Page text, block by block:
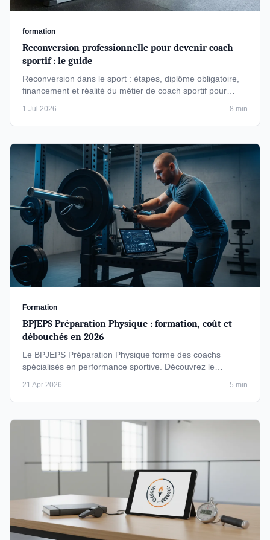
formation
Reconversion professionnelle pour devenir coach
sportif : le guide
Reconversion dans le sport : étapes, diplôme obligatoire,
financement et réalité du métier de coach sportif pour
1 Jul 2026 8 min
Formation
BPJEPS Préparation Physique : formation, coût et
débouchés en 2026
Le BPJEPS Préparation Physique forme des coachs
spécialisés en performance sportive. Découvrez le
21 Apr 2026 5 min